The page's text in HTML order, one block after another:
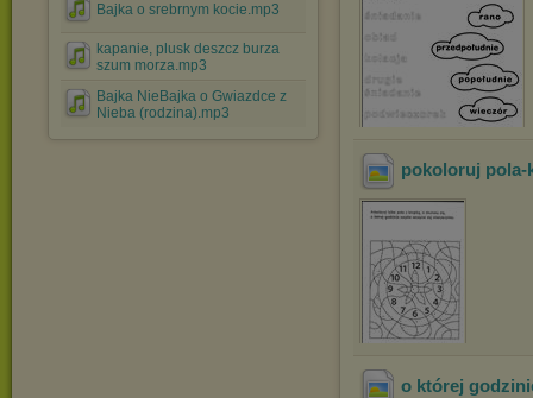
Bajka o srebrnym kocie.mp3
kapanie, plusk deszcz burza
szum morza.mp3
Bajka NieBajka o Gwiazdce z
Nieba (rodzina).mp3
pokoloruj pola-
o której